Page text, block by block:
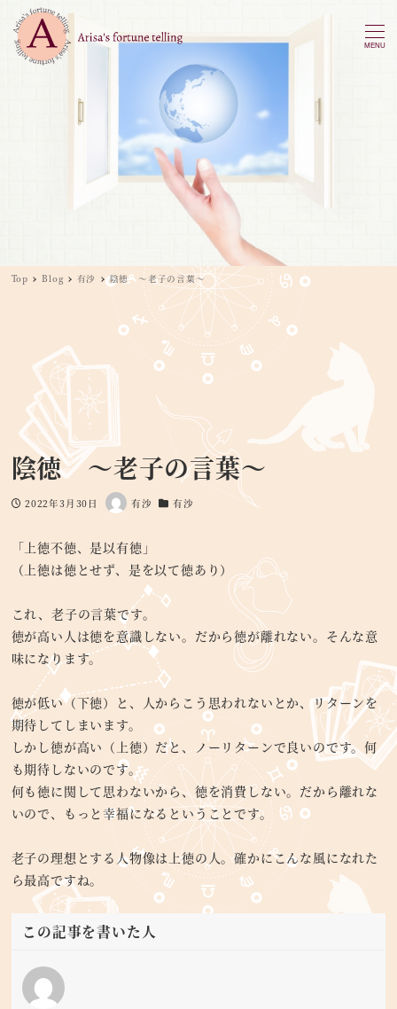
MENU
Top Blog 有沙 陰徳 ～老子の言葉～
陰徳 ～老子の言葉～
投稿日
2022年3月30日
著
有沙
カテゴリー
有沙
「上徳不徳、是以有徳」
（上徳は徳とせず、是を以て徳あり）
これ、老子の言葉です。
徳が高い人は徳を意識しない。だから徳が離れない。そんな意
味になります。
徳が低い（下徳）と、人からこう思われないとか、リターンを
期待してしまいます。
しかし徳が高い（上徳）だと、ノーリターンで良いのです。何
も期待しないのです。
何も徳に関して思わないから、徳を消費しない。だから離れな
いので、もっと幸福になるということです。
老子の理想とする人物像は上徳の人。確かにこんな風になれた
ら最高ですね。
この記事を書いた人